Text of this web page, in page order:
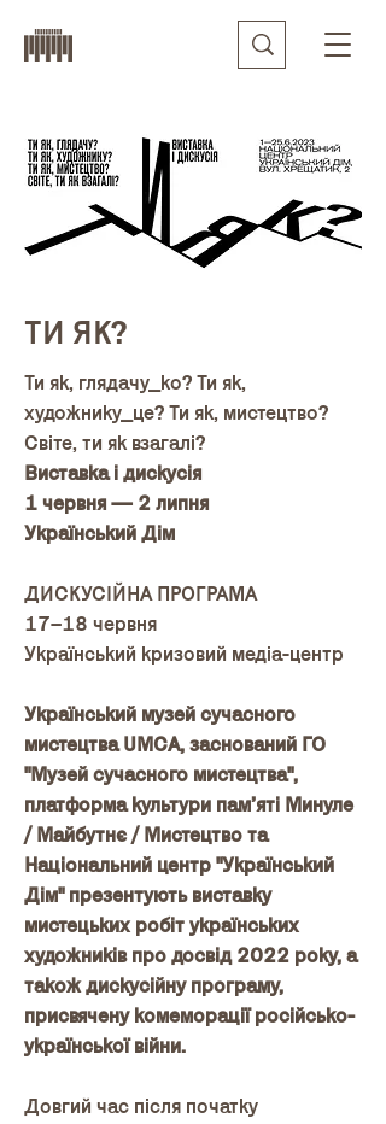
ТИ ЯК?
Ти як, глядачу_ко? Ти як,
художнику_це? Ти як, мистецтво?
Світе, ти як взагалі?
Виставка і дискусія
1 червня — 2 липня
Український Дім
ДИСКУСІЙНА ПРОГРАМА
17–18 червня
Український кризовий медіа-центр
Український музей сучасного
мистецтва UMCA, заснований ГО
"Музей сучасного мистецтва",
платформа культури памʼяті Минуле
/ Майбутнє / Мистецтво та
Національний центр "Український
Дім" презентують виставку
мистецьких робіт українських
художників про досвід 2022 року, а
також дискусійну програму,
присвячену комеморації російсько-
української війни.
Довгий час після початку